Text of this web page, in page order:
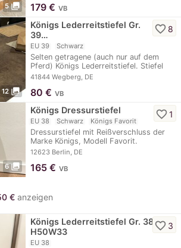
5 photo_library 179 € VB
12 photo_library
Königs Lederreitstiefel Gr.
39…
EU 39 Schwarz
Selten getragene (auch nur auf dem
Pferd) Königs Lederreitstiefel. Stiefel
hat sich…
41844 Wegberg, DE
favorite_border 8
80 € VB
6 photo_library
Königs Dressurstiefel
EU 38 Schwarz Königs Favorit
Dressurstiefel mit Reißverschluss der
Marke Königs, Modell Favorit.
Schuhgröße:…
12623 Berlin, DE
favorite_border1
165 € VB
€ anzeigen
Königs Lederreitstiefel Gr. 38
H50W33
EU 38
favorite_border 3